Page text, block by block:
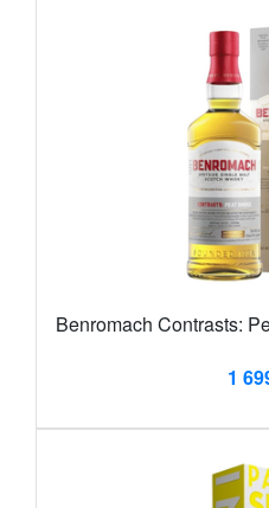
Benromach Contrasts:
1